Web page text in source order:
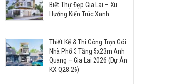
Biệt Thự Đẹp Gia Lai – Xu
Hướng Kiến Trúc Xanh
Thiết Kế & Thi Công Trọn Gói
Nhà Phố 3 Tầng 5x23m Anh
Quang – Gia Lai 2026 (Dự Án
KX-Q28.26)